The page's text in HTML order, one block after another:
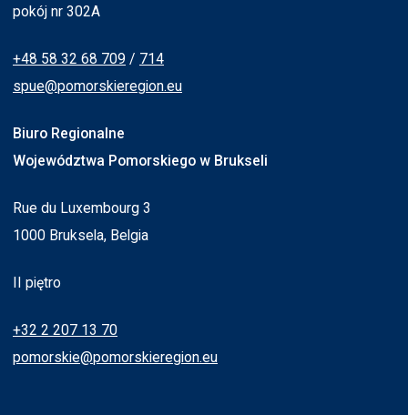
pokój nr 302A
+48 58 32 68 709 / 714
spue@pomorskieregion.eu
Biuro Regionalne
Województwa Pomorskiego w Brukseli
Rue du Luxembourg 3
1000 Bruksela, Belgia
II piętro
+32 2 207 13 70
pomorskie@pomorskieregion.eu